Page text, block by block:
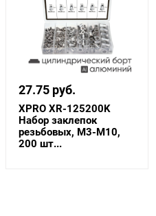
27.75 руб.
XPRO XR-125200K
Набор заклепок
резьбовых, М3-М10,
200 шт...